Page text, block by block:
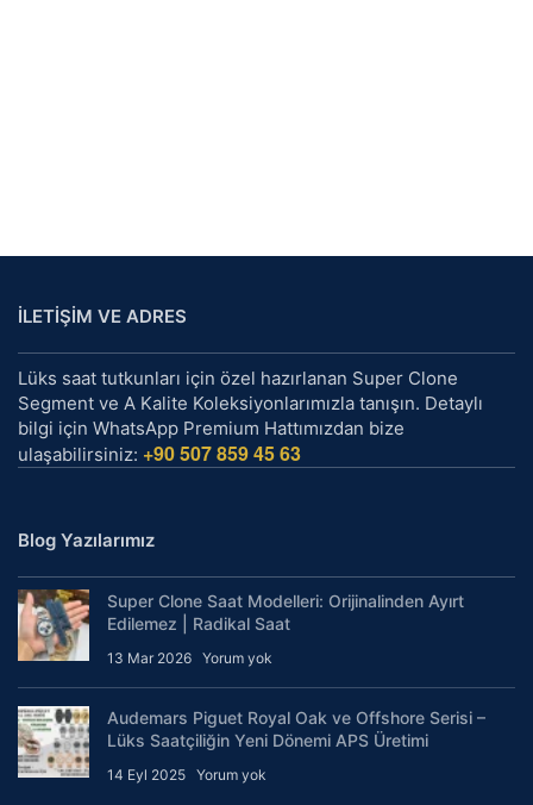
İLETİŞİM VE ADRES
Lüks saat tutkunları için özel hazırlanan Super Clone
Segment ve A Kalite Koleksiyonlarımızla tanışın. Detaylı
bilgi için WhatsApp Premium Hattımızdan bize
ulaşabilirsiniz: +90 507 859 45 63
Blog Yazılarımız
Super Clone Saat Modelleri: Orijinalinden Ayırt
Edilemez | Radikal Saat
13 Mar 2026 Yorum yok
Audemars Piguet Royal Oak ve Offshore Serisi –
Lüks Saatçiliğin Yeni Dönemi APS Üretimi
14 Eyl 2025 Yorum yok